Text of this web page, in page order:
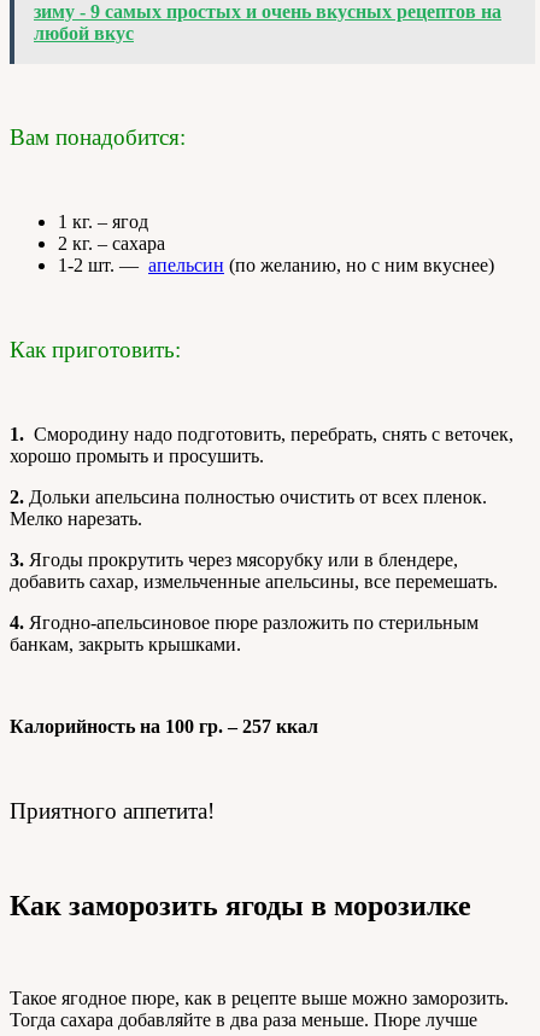
зиму - 9 самых простых и очень вкусных рецептов на
любой вкус
Вам понадобится:
1 кг. – ягод
2 кг. – сахара
1-2 шт. — апельсин (по желанию, но с ним вкуснее)
Как приготовить:
1. Смородину надо подготовить, перебрать, снять с веточек,
хорошо промыть и просушить.
2. Дольки апельсина полностью очистить от всех пленок.
Мелко нарезать.
3. Ягоды прокрутить через мясорубку или в блендере,
добавить сахар, измельченные апельсины, все перемешать.
4. Ягодно-апельсиновое пюре разложить по стерильным
банкам, закрыть крышками.
Калорийность на 100 гр. – 257 ккал
Приятного аппетита!
Как заморозить ягоды в морозилке
Такое ягодное пюре, как в рецепте выше можно заморозить.
Тогда сахара добавляйте в два раза меньше. Пюре лучше